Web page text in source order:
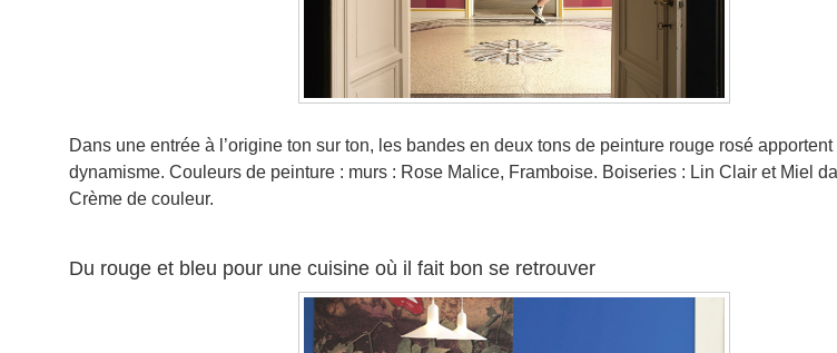
Dans une entrée à l’origine ton sur ton, les bandes en deux tons de peinture rouge rosé
dynamisme. Couleurs de peinture : murs : Rose Malice, Framboise. Boiseries : Lin Clair et Miel
Crème de couleur.
Du rouge et bleu pour une cuisine où il fait bon se retrouver